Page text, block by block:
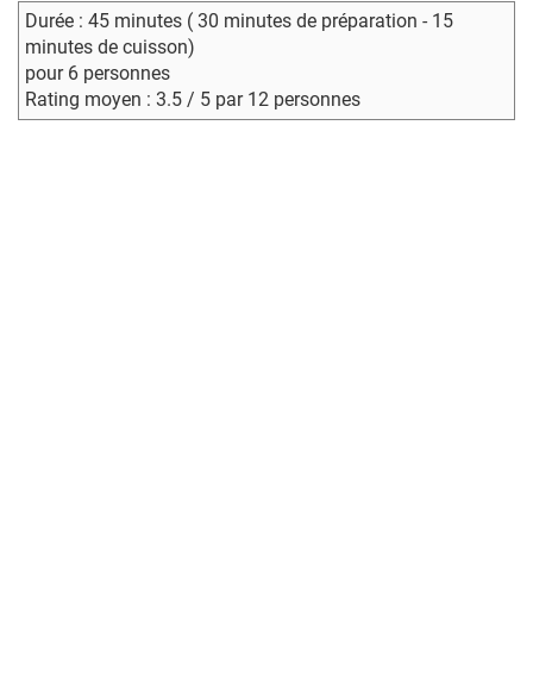
Durée : 45 minutes ( 30 minutes de préparation - 15
minutes de cuisson)
pour 6 personnes
Rating moyen : 3.5 / 5 par 12 personnes